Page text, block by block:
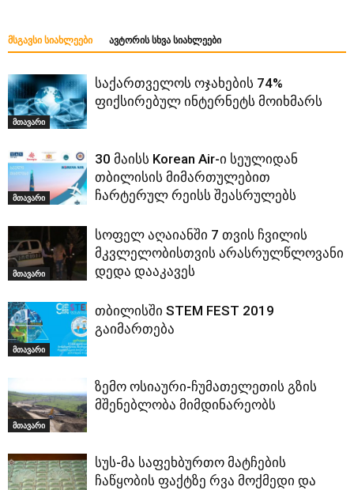
ᲛᲡᲒᲐᲕᲡᲘ ᲡᲘᲐᲮᲚᲔᲔᲑᲘ ᲐᲕᲢᲝᲠᲘᲡ ᲡᲮᲕᲐ ᲡᲘᲐᲮᲚᲔᲔᲑᲘ
მთავარი
საქართველოს ოჯახების 74%
ფიქსირებულ ინტერნეტს მოიხმარს
მთავარი
30 მაისს Korean Air-ი სეულიდან
თბილისის მიმართულებით
ჩარტერულ რეისს შეასრულებს
მთავარი
სოფელ აღაიანში 7 თვის ჩვილის
მკვლელობისთვის არასრულწლოვანი
დედა დააკავეს
მთავარი
თბილისში STEM FEST 2019
გაიმართება
მთავარი
ზემო ოსიაური-ჩუმათელეთის გზის
მშენებლობა მიმდინარეობს
სუს-მა საფეხბურთო მატჩების
ჩაწყობის ფაქტზე რვა მოქმედი და